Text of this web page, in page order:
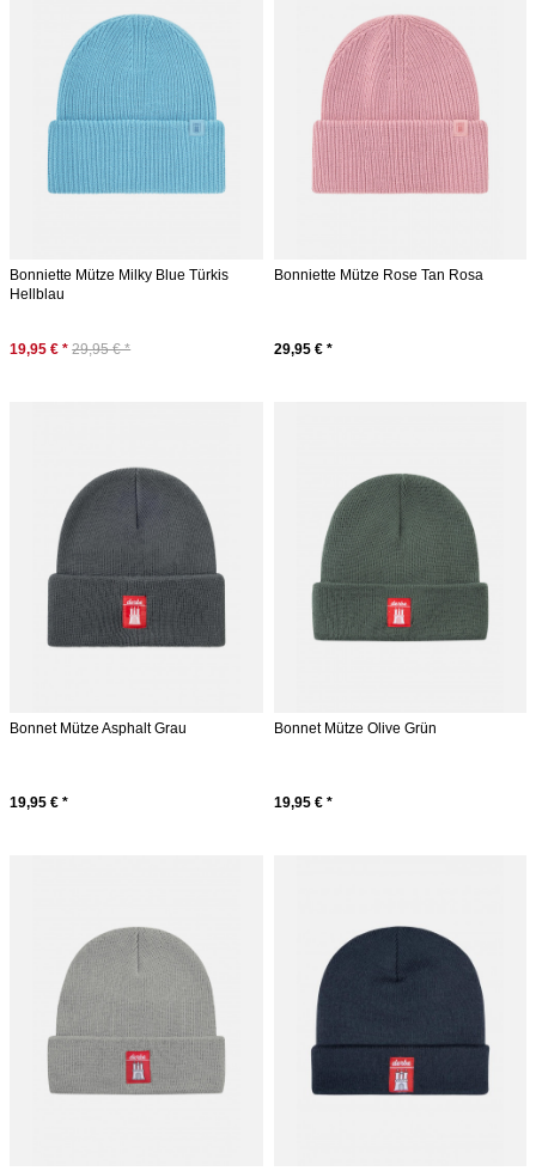
Bonniette Mütze Milky Blue Türkis
Hellblau
19,95 € * 29,95 € *
Bonniette Mütze Rose Tan Rosa
29,95 € *
Bonnet Mütze Asphalt Grau
19,95 € *
Bonnet Mütze Olive Grün
19,95 € *